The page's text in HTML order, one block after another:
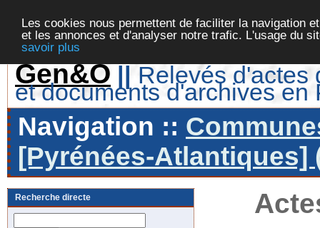
Les cookies nous permettent de faciliter la navigation
et les annonces et d'analyser notre trafic. L'usage du
savoir plus
Gen&O || Relevés d'actes
et documents d'archives en
Navigation ::
[Pyrénées-Atlantiques]
Recherche directe